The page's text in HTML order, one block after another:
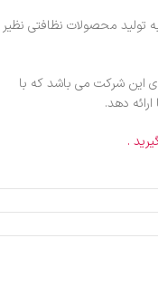
تولید محصولات نظافتی نظیر
های این شرکت می باشد که با
.